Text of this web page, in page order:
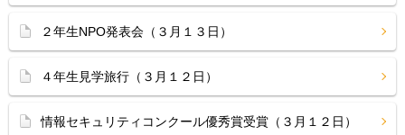
２年生NPO発表会（３月１３日）
４年生見学旅行（３月１２日）
情報セキュリティコンクール優秀賞受賞（３月１２日）